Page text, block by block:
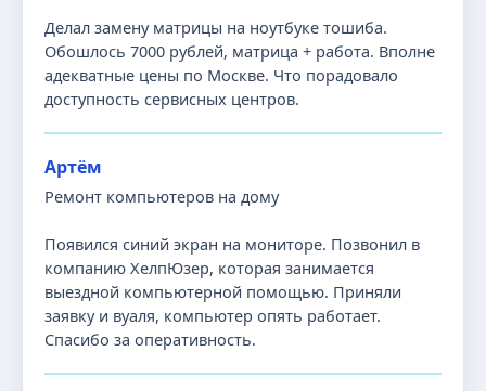
Делал замену матрицы на ноутбуке тошиба.
Обошлось 7000 рублей, матрица + работа. Вполне
адекватные цены по Москве. Что порадовало
доступность сервисных центров.
Артём
Ремонт компьютеров на дому
Появился синий экран на мониторе. Позвонил в
компанию ХелпЮзер, которая занимается
выездной компьютерной помощью. Приняли
заявку и вуаля, компьютер опять работает.
Спасибо за оперативность.